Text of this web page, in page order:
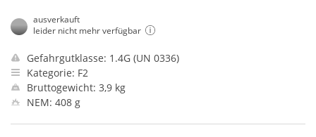
ausverkauft
leider nicht mehr verfügbar
Gefahrgutklasse: 1.4G (UN 0336)
Kategorie: F2
Bruttogewicht: 3,9 kg
NEM: 408 g